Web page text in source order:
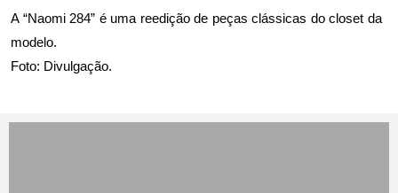
A “Naomi 284” é uma reedição de peças clássicas do closet da
modelo.
Foto: Divulgação.